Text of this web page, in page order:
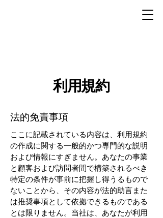
利用規約
法的免責事項
ここに記載されている内容は、利用規約
の作成に関する一般的かつ専門的な説明
および情報にすぎません。あなたの事業
と顧客および訪問者間で構築されるべき
特定の条件が事前に把握し得うるもので
ないことから、その内容が法的助言また
は推奨事項として依拠できるものである
とは限りません。当社は、あなたが利用